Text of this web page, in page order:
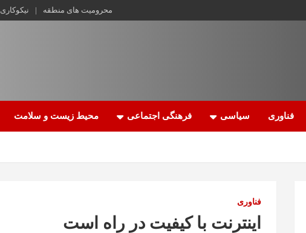
محرومیت های منطقه نیکوکاری
فناوری سیاسی فرهنگی اجتماعی محیط زیست و سلامت
فناوری
اینترنت با کیفیت در راه است